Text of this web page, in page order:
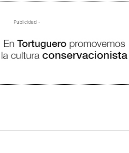
- Publicidad -